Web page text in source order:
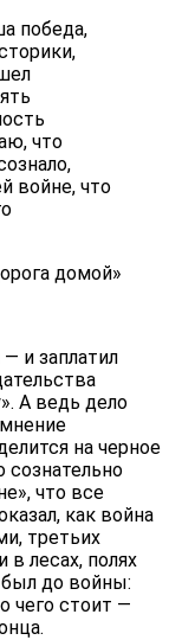
победа,
что
войне, что
домой»
и заплатил
А ведь дело
на черное
сознательно
что все
как война
третьих
лесах, полях
до войны:
чего стоит —